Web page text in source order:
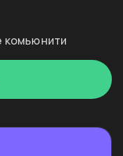
комьюнити